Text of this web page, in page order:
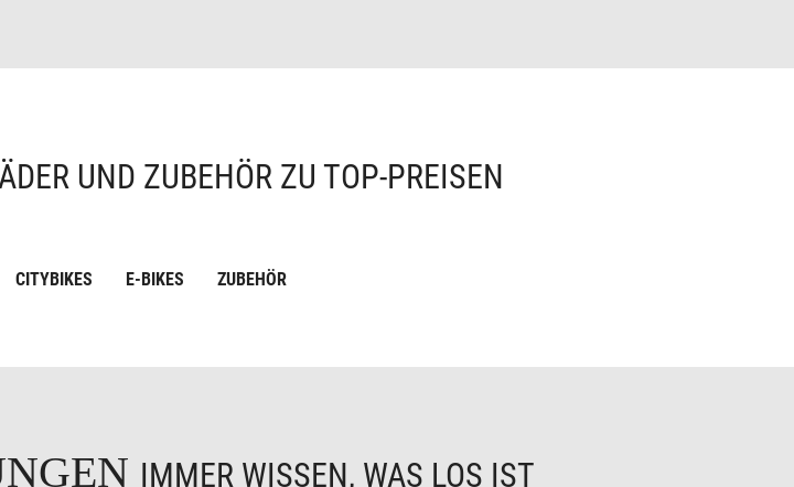
UND ZUBEHÖR ZU TOP-PREISEN
CITYBIKES E-BIKES ZUBEHÖR
IMMER WISSEN, WAS LOS IST